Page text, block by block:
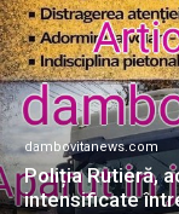
dambovitanews.com
Poliția Rutieră,
intensificate